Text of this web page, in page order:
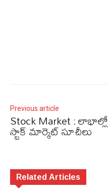
Previous article
Stock Market : లాభాల్లో
స్టాక్‌ మార్కెట్‌ సూచీలు
Related Articles